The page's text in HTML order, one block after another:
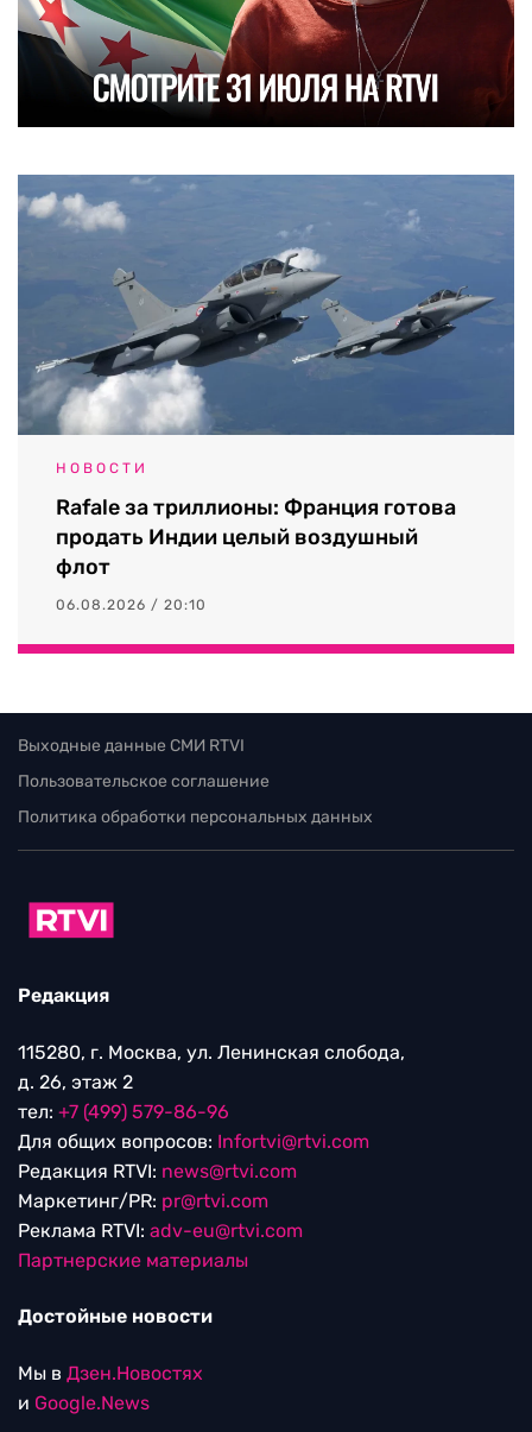
НОВОСТИ
Rafale за триллионы: Франция готова
продать Индии целый воздушный
флот
06.08.2026 / 20:10
Выходные данные СМИ RTVI
Пользовательское соглашение
Политика обработки персональных данных
Редакция
115280, г. Москва, ул. Ленинская слобода,
д. 26, этаж 2
тел: +7 (499) 579-86-96
Для общих вопросов: Infortvi@rtvi.com
Редакция RTVI: news@rtvi.com
Маркетинг/PR: pr@rtvi.com
Реклама RTVI: adv-eu@rtvi.com
Партнерские материалы
Достойные новости
Мы в Дзен.Новостях
и Google.News